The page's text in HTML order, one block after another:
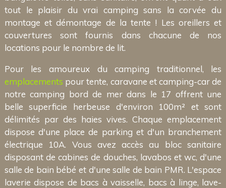
tout le plaisir du vrai camping sans la corvée du
montage et démontage de la tente ! Les oreillers et
couvertures sont fournis dans chacune de nos
locations pour le nombre de lit.
Pour les amoureux du camping traditionnel, les
emplacements pour tente, caravane et camping-car de
notre camping bord de mer dans le 17 offrent une
belle superficie herbeuse d'environ 100m² et sont
délimités par des haies vives. Chaque emplacement
dispose d'une place de parking et d'un branchement
électrique 10A. Vous avez accès au bloc sanitaire
disposant de cabines de douches, lavabos et wc, d'une
salle de bain bébé et d'une salle de bain PMR. L'espace
laverie dispose de bacs à vaisselle, bacs à linge, lave-